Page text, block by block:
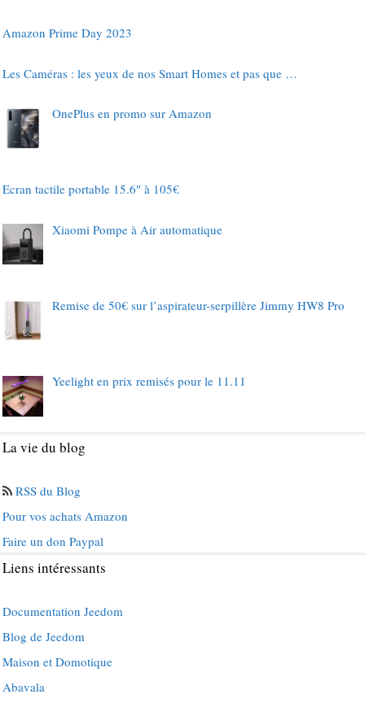
Amazon Prime Day 2023
Les Caméras : les yeux de nos Smart Homes et pas que …
OnePlus en promo sur Amazon
Ecran tactile portable 15.6″ à 105€
Xiaomi Pompe à Air automatique
Remise de 50€ sur l’aspirateur-serpillère Jimmy HW8 Pro
Yeelight en prix remisés pour le 11.11
La vie du blog
RSS du Blog
Pour vos achats Amazon
Faire un don Paypal
Liens intéressants
Documentation Jeedom
Blog de Jeedom
Maison et Domotique
Abavala